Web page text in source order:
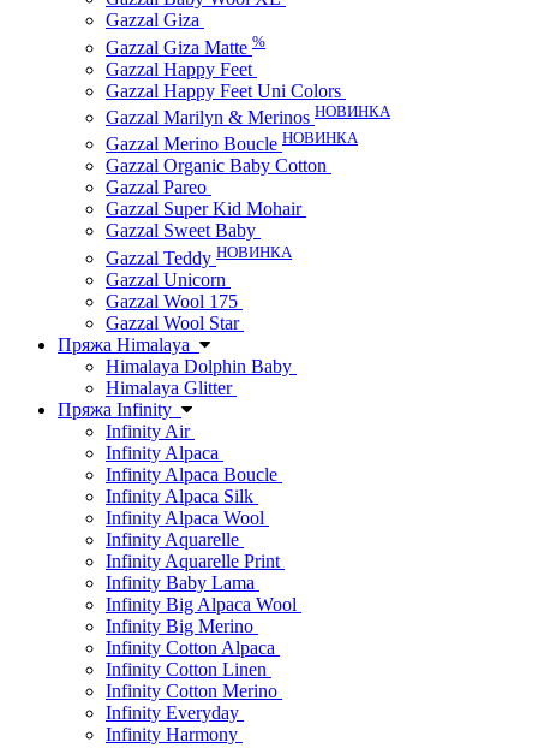
Gazzal Giza
Gazzal Giza Matte %
Gazzal Happy Feet
Gazzal Happy Feet Uni Colors
Gazzal Marilyn & Merinos НОВИНКА
Gazzal Merino Boucle НОВИНКА
Gazzal Organic Baby Cotton
Gazzal Pareo
Gazzal Super Kid Mohair
Gazzal Sweet Baby
Gazzal Teddy НОВИНКА
Gazzal Unicorn
Gazzal Wool 175
Gazzal Wool Star
Пряжа Himalaya
Himalaya Dolphin Baby
Himalaya Glitter
Пряжа Infinity
Infinity Air
Infinity Alpaca
Infinity Alpaca Boucle
Infinity Alpaca Silk
Infinity Alpaca Wool
Infinity Aquarelle
Infinity Aquarelle Print
Infinity Baby Lama
Infinity Big Alpaca Wool
Infinity Big Merino
Infinity Cotton Alpaca
Infinity Cotton Linen
Infinity Cotton Merino
Infinity Everyday
Infinity Harmony